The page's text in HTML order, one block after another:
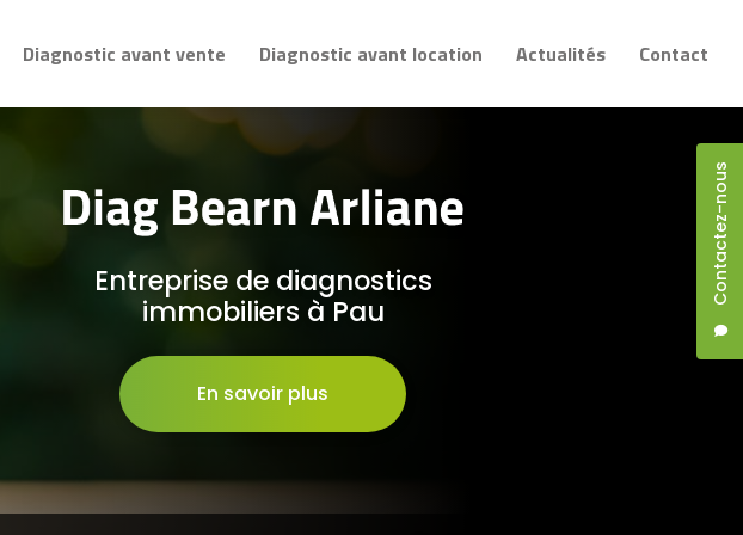
Contactez-nous
Diagnostic avant vente Diagnostic avant location Actualités Contact
Entreprise de diagnostics
immobiliers à Pau
En savoir plus